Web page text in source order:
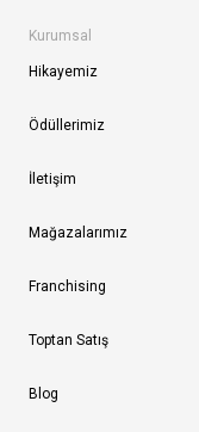
Kurumsal
Hikayemiz
Ödüllerimiz
İletişim
Mağazalarımız
Franchising
Toptan Satış
Blog